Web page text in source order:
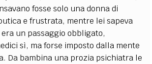
fosse solo una donna di
e frustrata, mentre lei sapeva
un passaggio obbligato,
sì, ma forse imposto dalla mente
Da bambina una prozia psichiatra le